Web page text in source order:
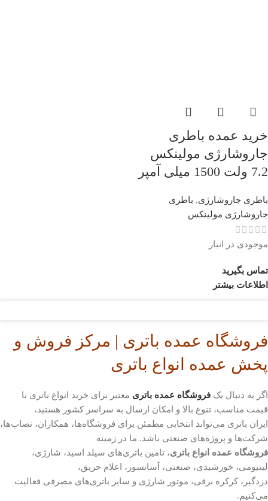
خرید عمده باطری
جاروشارژی مولینکس
7.2 ولت 1500 میلی آمپر
باطری جاروشارژی, باطری
جاروشارژی مولینکس
موجودی در انبار
تماس بگیرید
اطلاعات بیشتر
فروشگاه عمده باتری | مرکز فروش و
پخش عمده انواع باتری
اگر به دنبال یک فروشگاه عمده باتری معتبر برای خرید انواع باتری با
قیمت مناسب، تنوع بالا و امکان ارسال به سراسر کشور هستید،
ایران باتری می‌تواند انتخابی مطمئن برای فروشگاه‌ها، همکاران، نصاب‌ها،
شرکت‌ها و پروژه‌های صنعتی باشد. ما در زمینه
فروشگاه عمده انواع باتری، تامین باتری‌های سیلد اسید، شارژی،
لیتیومی، خورشیدی، صنعتی، آسانسور، اعلام حریق،
دزدگیر، کرکره برقی، موتور شارژی و سایر باتری‌های مصرفی فعالیت
می‌کنیم.